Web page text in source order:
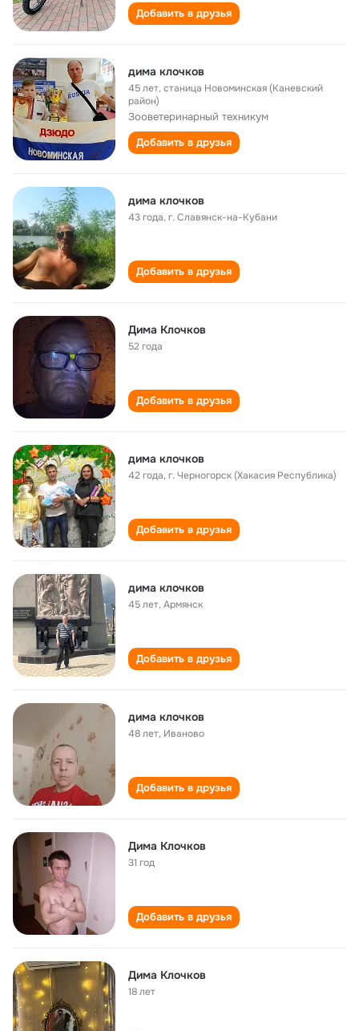
Добавить в друзья
дима клочков
45 лет,станица Новоминская (Каневский
район)
Зооветеринарный техникум
Добавить в друзья
дима клочков
43 года,г. Славянск-на-Кубани
Добавить в друзья
Дима Клочков
52 года
Добавить в друзья
дима клочков
42 года,г. Черногорск (Хакасия Республика)
Добавить в друзья
дима клочков
45 лет,Армянск
Добавить в друзья
дима клочков
48 лет, Иваново
Добавить в друзья
Дима Клочков
31 год
Добавить в друзья
Дима Клочков
18 лет